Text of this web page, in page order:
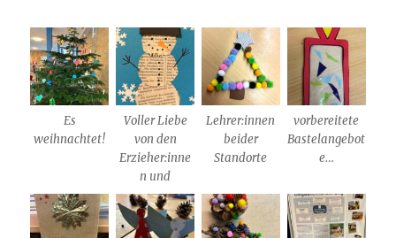
Es
weihnachtet!
Voller Liebe
von den
Erzieher:inne
n und
Lehrer:innen
beider
Standorte
vorbereitete
Bastelangebot
e…